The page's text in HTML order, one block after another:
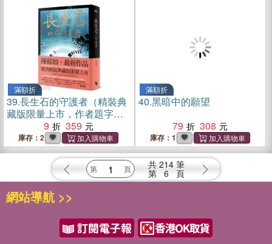
滿額折
39.長生石的守護者（精裝典
藏版限量上市，作者題字名
句印刷扉頁四款隨機出貨）
9 359
庫存：2
滿額折
40.黑暗中的願望
79
308
庫存：1
共 214 筆
第 6 頁
網站導航 >>